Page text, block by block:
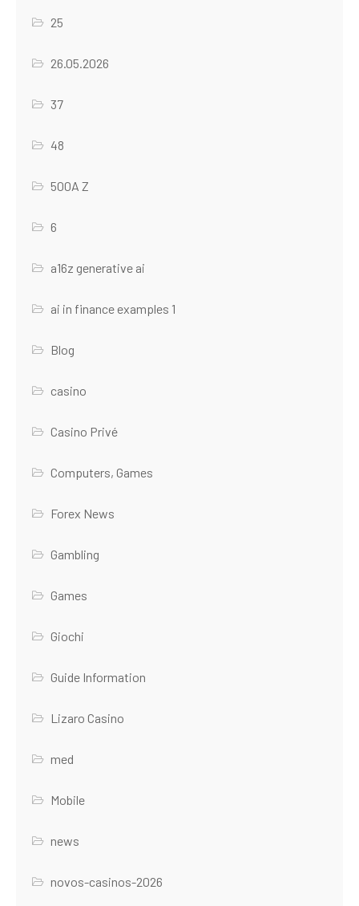
25
26.05.2026
37
48
500A Z
6
a16z generative ai
ai in finance examples 1
Blog
casino
Casino Privé
Computers, Games
Forex News
Gambling
Games
Giochi
Guide Information
Lizaro Casino
med
Mobile
news
novos-casinos-2026